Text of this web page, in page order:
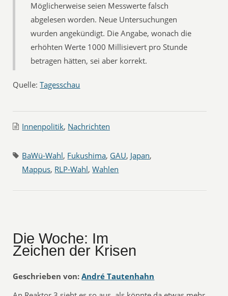
Möglicherweise seien Messwerte falsch
abgelesen worden. Neue Untersuchungen
wurden angekündigt. Die Angabe, wonach die
erhöhten Werte 1000 Millisievert pro Stunde
betragen hätten, sei aber korrekt.
Quelle:Tagesschau
Innenpolitik, Nachrichten
BaWü-Wahl, Fukushima, GAU, Japan,
Mappus, RLP-Wahl,Wahlen
Die Woche: Im
Zeichen der Krisen
Geschrieben von: André Tautenhahn